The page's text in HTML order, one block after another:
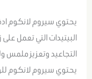
يحتوي سيروم لانكوم
البيتيدات التي تعمل
التجاعيد وتعزيز ملمس
يحتوي سيروم لانكوم